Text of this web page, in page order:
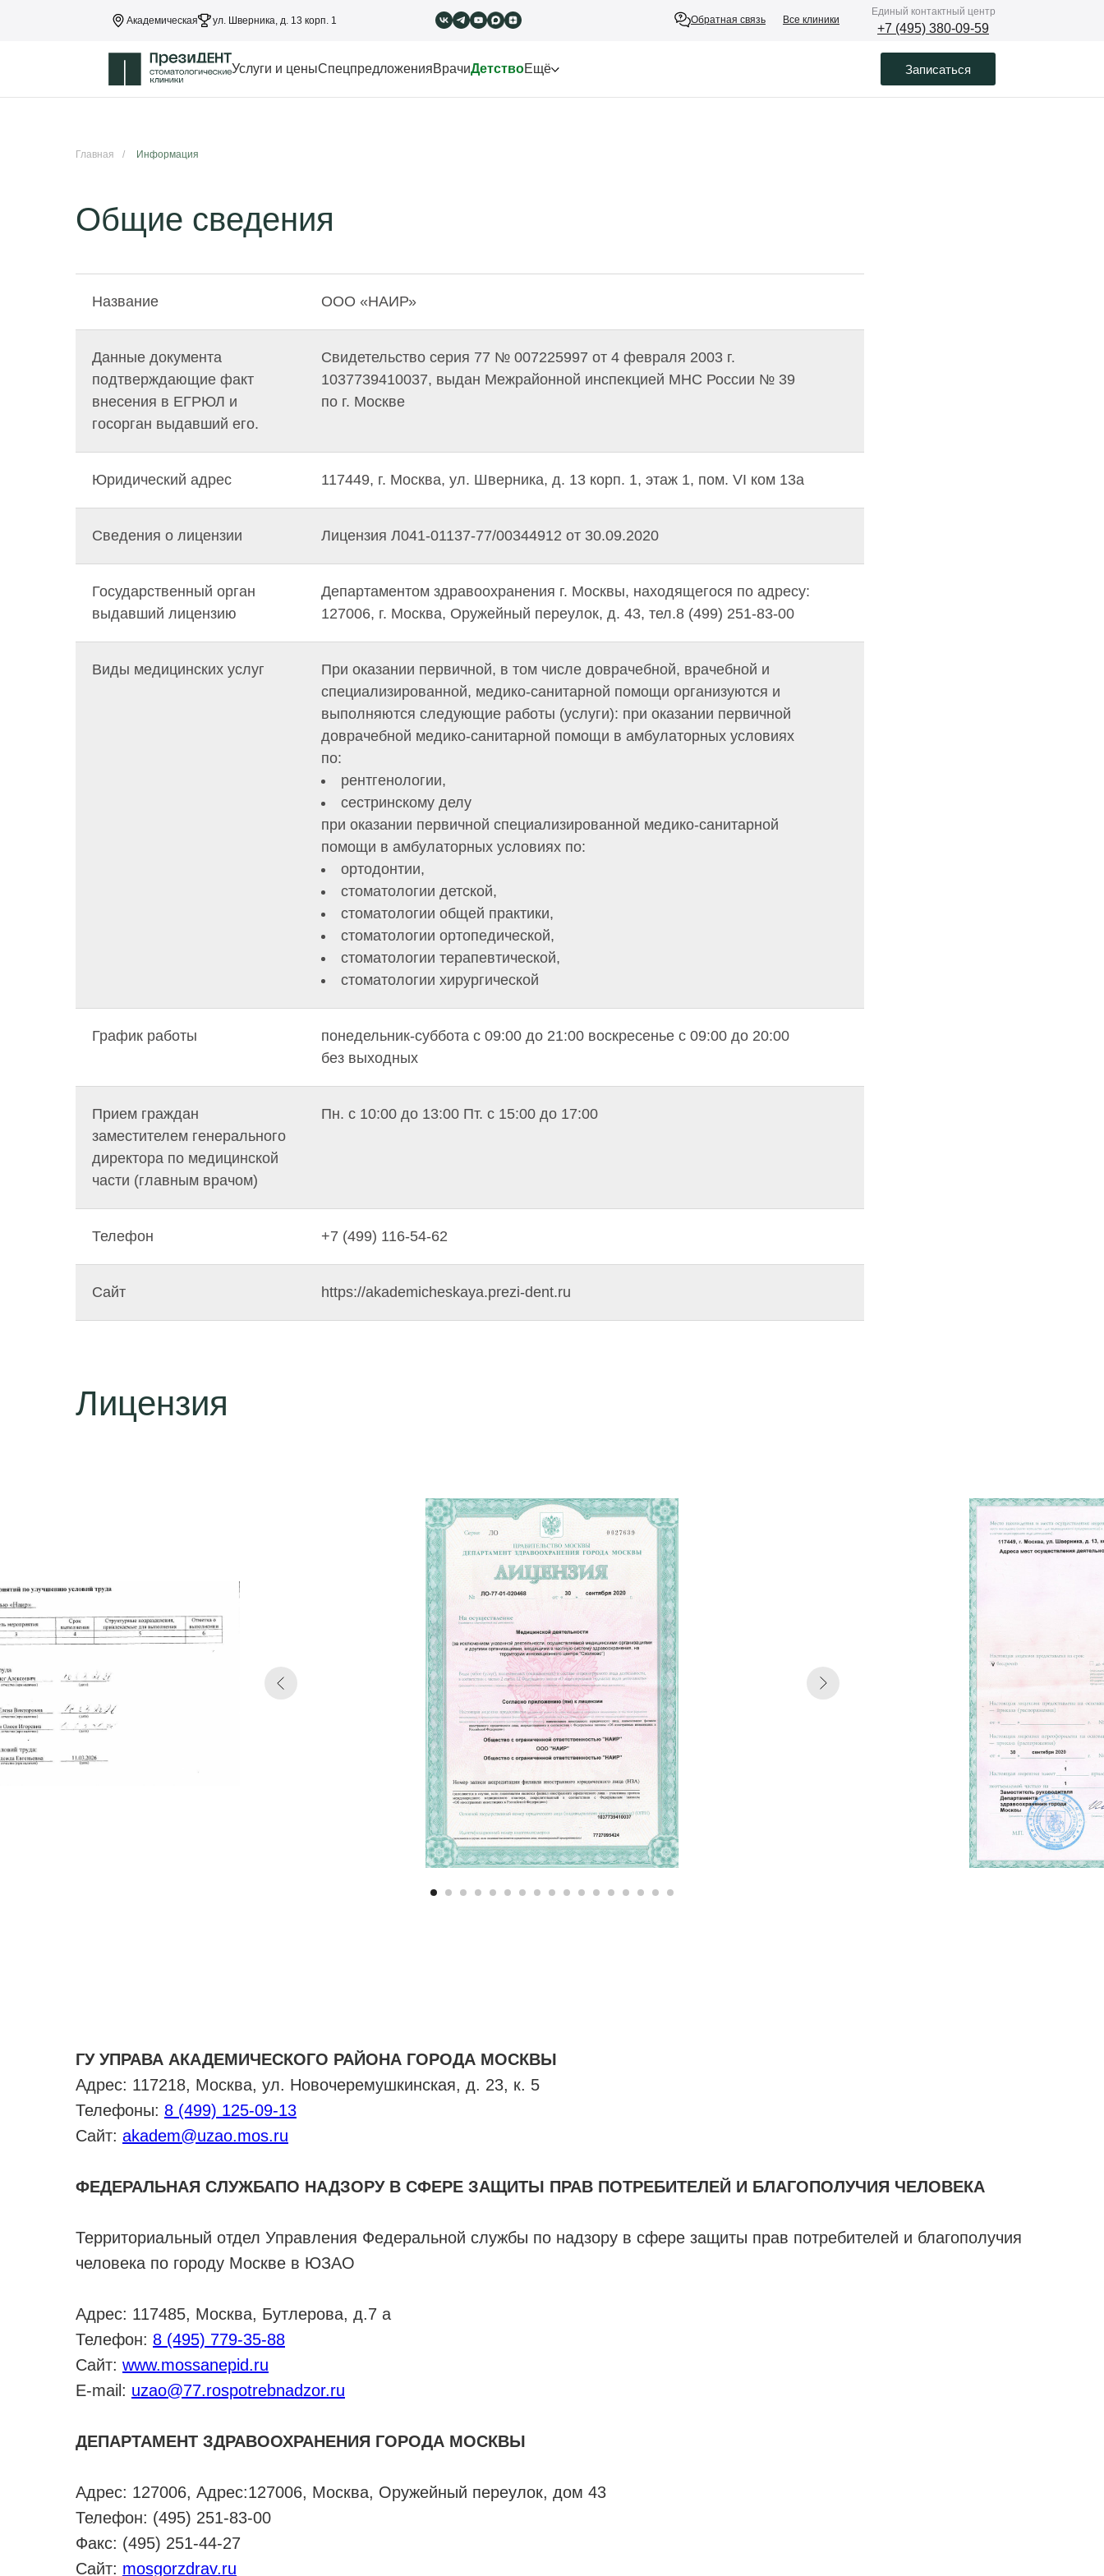
Обратная связь Все клиники
Eдиный контактный центр
+7 (495) 380-09-59
Академическая ул. Шверника, д. 13 корп. 1
Услуги и ценыСпецпредложенияВрачиДетствоЕщё Записаться
Главная / Информация
Общие сведения
Название ООО «НАИР»
Данные документа
подтверждающие факт
внесения в ЕГРЮЛ и
госорган выдавший его.
Свидетельство серия 77 № 007225997 от 4 февраля 2003 г.
1037739410037, выдан Межрайонной инспекцией МНС России № 39
по г. Москве
Юридический адрес 117449, г. Москва, ул. Шверника, д. 13 корп. 1, этаж 1, пом. VI ком 13а
Сведения о лицензии Лицензия Л041-01137-77/00344912 от 30.09.2020
Государственный орган
выдавший лицензию
Департаментом здравоохранения г. Москвы, находящегося по адресу:
127006, г. Москва, Оружейный переулок, д. 43, тел.8 (499) 251-83-00
Виды медицинских услуг
При оказании первичной, в том числе доврачебной, врачебной и
специализированной, медико-санитарной помощи организуются и
выполняются следующие работы (услуги): при оказании первичной
доврачебной медико-санитарной помощи в амбулаторных условиях
по:
рентгенологии,
сестринскому делу
при оказании первичной специализированной медико-санитарной
помощи в амбулаторных условиях по:
ортодонтии,
стоматологии детской,
стоматологии общей практики,
стоматологии ортопедической,
стоматологии терапевтической,
стоматологии хирургической
График работы
понедельник-суббота с 09:00 до 21:00 воскресенье с 09:00 до 20:00
без выходных
Прием граждан
заместителем генерального
директора по медицинской
части (главным врачом)
Пн. с 10:00 до 13:00 Пт. с 15:00 до 17:00
Телефон +7 (499) 116-54-62
Сайт https://akademicheskaya.prezi-dent.ru
Лицензия
ГУ УПРАВА АКАДЕМИЧЕСКОГО РАЙОНА ГОРОДА МОСКВЫ
Адрес: 117218, Москва, ул. Новочеремушкинская, д. 23, к. 5
Телефоны: 8 (499) 125-09-13
Сайт: akadem@uzao.mos.ru
ФЕДЕРАЛЬНАЯ СЛУЖБАПО НАДЗОРУ В СФЕРЕ ЗАЩИТЫ ПРАВ ПОТРЕБИТЕЛЕЙ И БЛАГОПОЛУЧИЯ ЧЕЛОВЕКА
Территориальный отдел Управления Федеральной службы по надзору в сфере защиты прав потребителей и благополучия
человека по городу Москве в ЮЗАО
Адрес: 117485, Москва, Бутлерова, д.7 а
Телефон: 8 (495) 779-35-88
Сайт: www.mossanepid.ru
E-mail: uzao@77.rospotrebnadzor.ru
ДЕПАРТАМЕНТ ЗДРАВООХРАНЕНИЯ ГОРОДА МОСКВЫ
Адрес: 127006, Адрес:127006, Москва, Оружейный переулок, дом 43
Телефон: (495) 251-83-00
Факс: (495) 251-44-27
Сайт: mosgorzdrav.ru